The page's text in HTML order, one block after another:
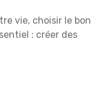
vie, choisir le bon
: créer des